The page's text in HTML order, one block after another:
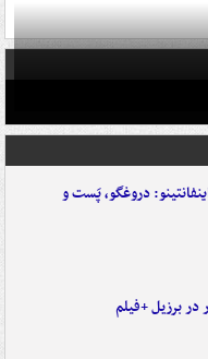
دروغگو، پَست‌ و
برزیل +فیلم